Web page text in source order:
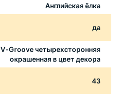
Английская ёлка
да
V-Groove четырехсторонняя
окрашенная в цвет декора
43